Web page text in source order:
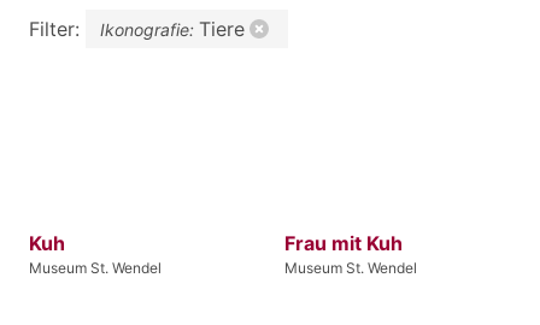
Filter: Ikonografie: Tiere
Kuh
Museum St. Wendel
Frau mit Kuh
Museum St. Wendel